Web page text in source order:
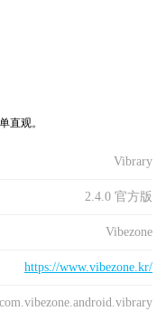
直观。
Vibrary
2.4.0 官方版
Vibezone
https://www.vibezone.kr/
com.vibezone.android.vibrary